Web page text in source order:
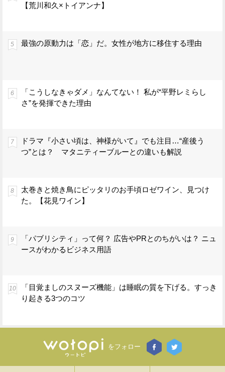
【荒川和久×トイアンナ】
最強の原動力は「恋」だ。女性が地方に移住する理由
「こうしなきゃダメ」なんてない！ 私が“平野レミらし
さ”を発揮できた理由
ドラマ『小さい頃は、神様がいて』でも注目…“産後う
つ”とは？ マタニティーブルーとの違いも解説
太巻きと焼き鳥にピッタリのお手頃ロゼワイン、見つけ
た。【花見ワイン】
「パブリシティ」って何？ 広告やPRとのちがいは？ ニュ
ースがわかるビジネス用語
「目覚ましのスヌーズ機能」は睡眠の質を下げる。すっき
り起きる3つのコツ
をフォロー